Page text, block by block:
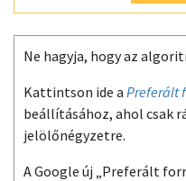
Ne hagyja, hogy az
Kattintson ide a Preferált
beállításához, ahol csak
jelölőnégyzetre.
A Google új „Preferált